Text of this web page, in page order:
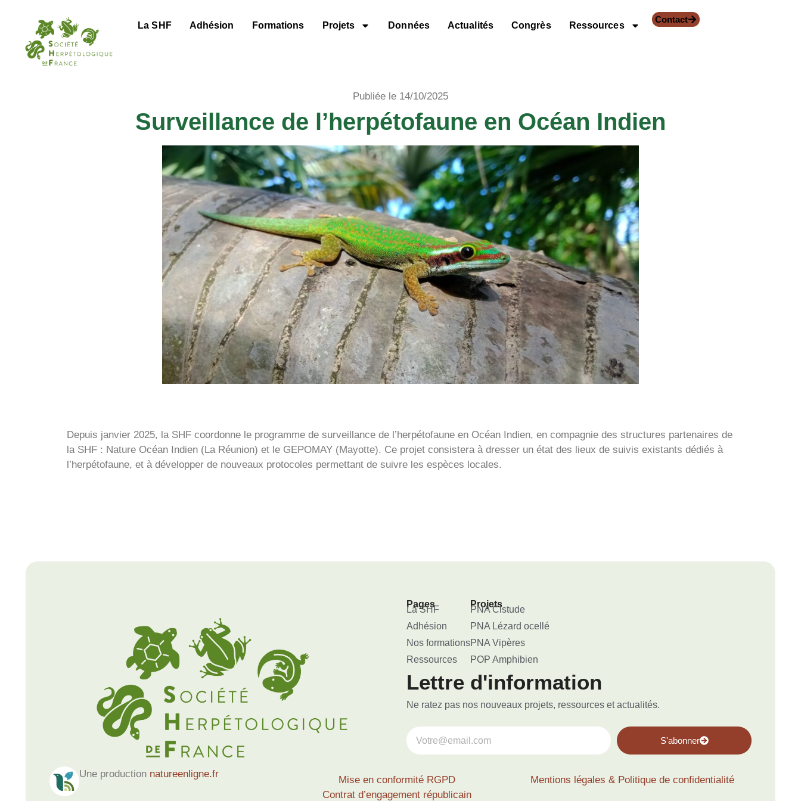
La SHF Adhésion Formations Projets Données Actualités Congrès Ressources
Contact
Publiée le 14/10/2025
Surveillance de l’herpétofaune en Océan Indien
Depuis janvier 2025, la SHF coordonne le programme de surveillance de l’herpétofaune en Océan Indien, en compagnie des structures partenaires de
la SHF : Nature Océan Indien (La Réunion) et le GEPOMAY (Mayotte). Ce projet consistera à dresser un état des lieux de suivis existants dédiés à
l’herpétofaune, et à développer de nouveaux protocoles permettant de suivre les espèces locales.
Pages
La SHF
Adhésion
Nos formations
Ressources
Projets
PNA Cistude
PNA Lézard ocellé
PNA Vipères
POP Amphibien
Lettre d'information
Ne ratez pas nos nouveaux projets, ressources et actualités.
S'abonner
Une production natureenligne.fr
Mise en conformité RGPD
Contrat d’engagement républicain
Mentions légales & Politique de confidentialité